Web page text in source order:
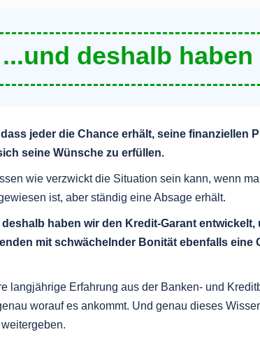
...und deshalb
jeder die Chance erhält, seine finanziellen
seine Wünsche zu erfüllen.
wie verzwickt die Situation sein kann, wenn
ist, aber ständig eine Absage erhält.
haben wir den Kredit-Garant entwickelt,
mit schwächelnder Bonität ebenfalls eine
langjährige Erfahrung aus der Banken- und
worauf es ankommt. Und genau dieses